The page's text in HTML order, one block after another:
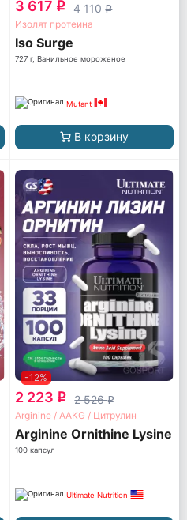
3 617 q 4 110q
Изолят протеина
Iso Surge
727 г, Ванильное мороженое
Mutant
В корзину
-12%
2 223 q 2 526q
Arginine / AAKG / Цитрулин
Arginine Ornithine Lysine
100 капсул
Ultimate Nutrition